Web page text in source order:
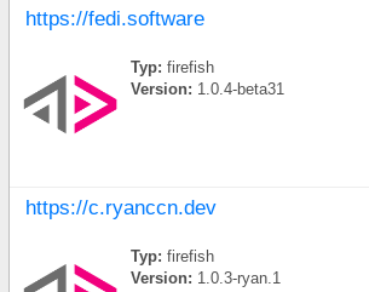
https://fedi.software
Typ: firefish
Version: 1.0.4-beta31
https://c.ryanccn.dev
Typ: firefish
Version: 1.0.3-ryan.1